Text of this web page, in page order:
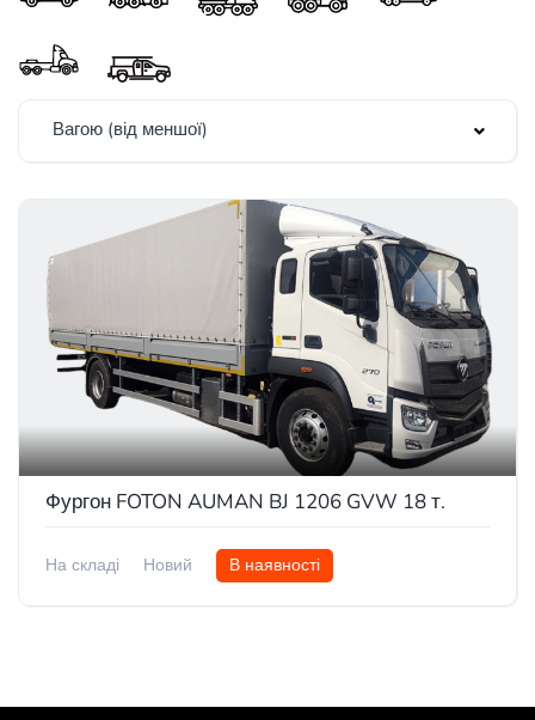
Вагою (від меншої)
Фургон FOTON AUMAN BJ 1206 GVW 18 т.
На складі Новий В наявності